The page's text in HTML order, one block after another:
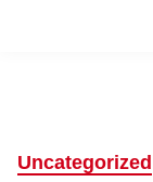
Uncategorized